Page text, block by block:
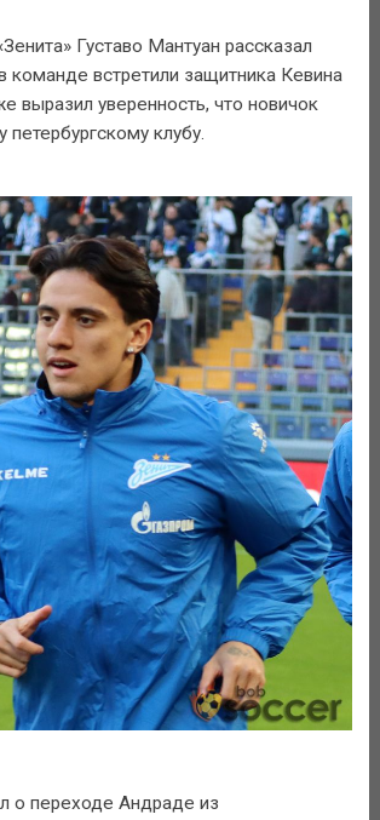
Густаво Мантуан рассказал
команде встретили защитника Кевина
выразил уверенность, что новичок
петербургскому клубу.
о переходе Андраде из